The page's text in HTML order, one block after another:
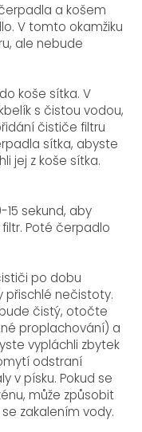
a košem
V tomto okamžiku
ale nebude
koše sítka. V
s čistou vodou,
čističe filtru
sítka, abyste
jej z koše sítka.
sekund, aby
Poté čerpadlo
po dobu
přischlé nečistoty.
čistý, otočte
proplachování) a
vypláchli zbytek
odstraní
v písku. Pokud se
může způsobit
zakalením vody.